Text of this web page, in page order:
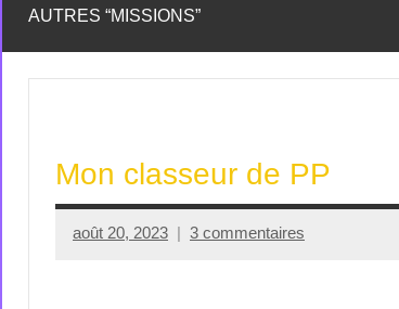
Ségo
AUTRES “MISSIONS”
Mon classeur de PP
août 20, 2023
Seg0_La_Vraie
3 commentaires